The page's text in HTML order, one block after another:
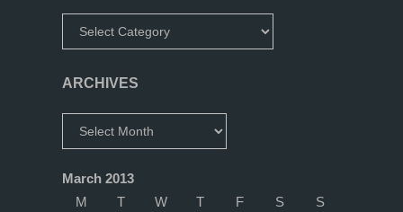
ARCHIVES
March 2013
M
T W T F S
S